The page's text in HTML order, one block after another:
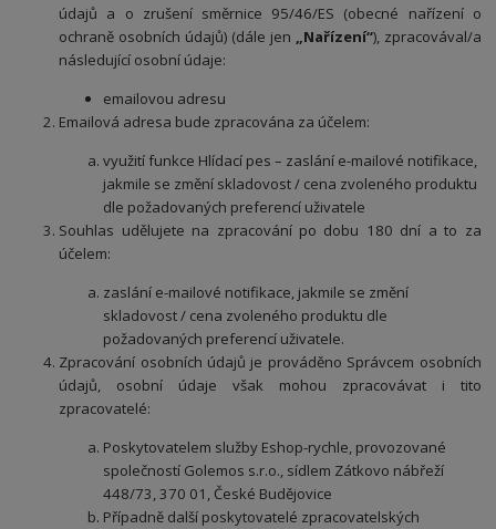
údajů a o zrušení směrnice 95/46/ES (obecné nařízení o
ochraně osobních údajů) (dále jen „Nařízení“), zpracovával/a
následující osobní údaje:
emailovou adresu
Emailová adresa bude zpracována za účelem:
využití funkce Hlídací pes – zaslání e-mailové notifikace,
jakmile se změní skladovost / cena zvoleného produktu
dle požadovaných preferencí uživatele
Souhlas udělujete na zpracování po dobu 180 dní a to za
účelem:
zaslání e-mailové notifikace, jakmile se změní
skladovost / cena zvoleného produktu dle
požadovaných preferencí uživatele.
Zpracování osobních údajů je prováděno Správcem osobních
údajů, osobní údaje však mohou zpracovávat i tito
zpracovatelé:
Poskytovatelem služby Eshop-rychle, provozované
společností Golemos s.r.o., sídlem Zátkovo nábřeží
448/73, 370 01, České Budějovice
Případně další poskytovatelé zpracovatelských